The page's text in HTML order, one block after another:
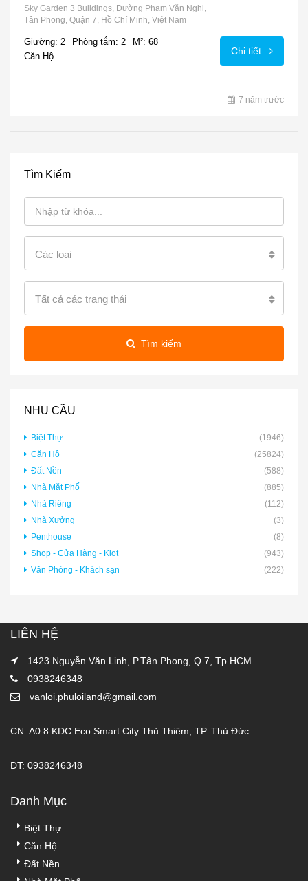
Sky Garden 3 Buildings, Đường Phạm Văn Nghị,
Tân Phong, Quận 7, Hồ Chí Minh, Việt Nam
Giường: 2 Phòng tắm: 2
M²: 68
Căn Hộ
Chi tiết
7 năm trước
Tìm Kiếm
Các loại
Tất cả các trạng thái
Tìm kiếm
NHU CẦU
Biệt Thự
(1946)
Căn Hộ
(25824)
Đất Nền
(588)
Nhà Mặt Phố
(885)
Nhà Riêng
(112)
Nhà Xưởng
(3)
Penthouse
(8)
Shop - Cửa Hàng - Kiot
(943)
Văn Phòng - Khách sạn
(222)
LIÊN HỆ
1423 Nguyễn Văn Linh, P.Tân Phong, Q.7, Tp.HCM
0938246348
vanloi.phuloiland@gmail.com
CN: A0.8 KDC Eco Smart City Thủ Thiêm, TP. Thủ Đức
ĐT: 0938246348
Danh Mục
Biệt Thự
Căn Hộ
Đất Nền